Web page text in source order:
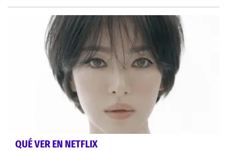
QUÉ VER EN NETFLIX